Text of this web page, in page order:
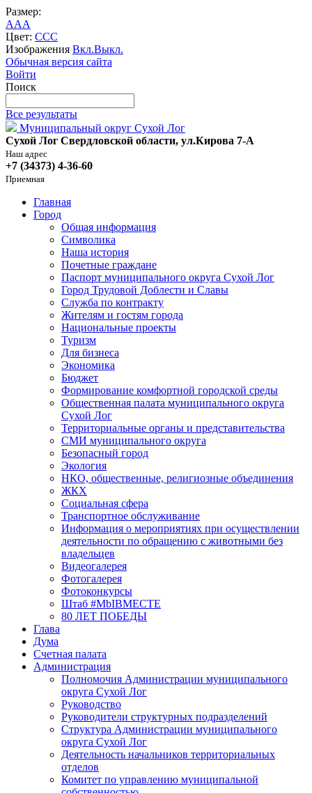
Размер:
AAA
Цвет: CCC
Изображения Вкл.Выкл.
Обычная версия сайта
Войти
Поиск
Все результаты
Муниципальный округ Сухой Лог
Сухой Лог Свердловской области, ул.Кирова 7-А
Наш адрес
+7 (34373) 4-36-60
Приемная
Главная
Город
Общая информация
Символика
Наша история
Почетные граждане
Паспорт муниципального округа Сухой Лог
Город Трудовой Доблести и Славы
Служба по контракту
Жителям и гостям города
Национальные проекты
Туризм
Для бизнеса
Экономика
Бюджет
Формирование комфортной городской среды
Общественная палата муниципального округа
Сухой Лог
Территориальные органы и представительства
СМИ муниципального округа
Безопасный город
Экология
НКО, общественные, религиозные объединения
ЖКХ
Социальная сфера
Транспортное обслуживание
Информация о мероприятиях при осуществлении
деятельности по обращению с животными без
владельцев
Видеогалерея
Фотогалерея
Фотоконкурсы
Штаб #MbIBMECTE
80 ЛЕТ ПОБЕДЫ
Глава
Дума
Счетная палата
Администрация
Полномочия Администрации муниципального
округа Сухой Лог
Руководство
Руководители структурных подразделений
Структура Администрации муниципального
округа Сухой Лог
Деятельность начальников территориальных
отделов
Комитет по управлению муниципальной